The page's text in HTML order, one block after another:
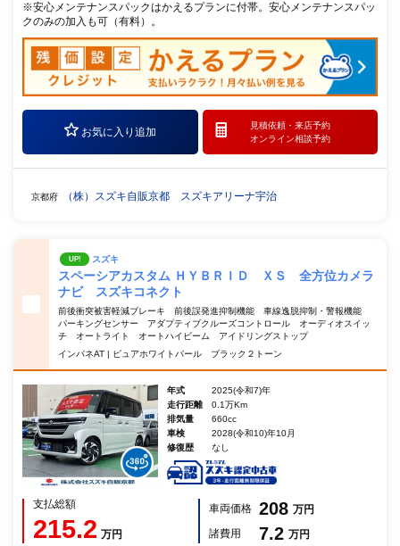
※安心メンテナンスパックはかえるプランに付帯。安心メンテナンスパッ
クのみの加入も可（有料）。
お気に入り追加
見積依頼・ 来店予約
オンライン相談予約
京都府 （株）スズキ自販京都 スズキアリーナ宇治
UP! スズキ
スペーシアカスタム ＨＹＢＲＩＤ ＸＳ 全方位カメラ
ナビ スズキコネクト
前後衝突被害軽減ブレーキ 前後誤発進抑制機能 車線逸脱抑制・警報機能
パーキングセンサー アダプティブクルーズコントロール オーディオスイッ
チ オートライト オートハイビーム アイドリングストップ
インパネAT | ピュアホワイトパール ブラック２トーン
年式
2025(令和7)年
走行距離
0.1万Km
排気量
660cc
車検
2028(令和10)年10月
修復歴
なし
支払総額
215.2 万円
車両価格 208 万円
諸費用
7.2 万円